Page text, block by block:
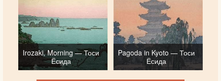
Irozaki, Morning — Тоси
Ёсида
Pagoda in Kyoto — Тоси
Ёсида